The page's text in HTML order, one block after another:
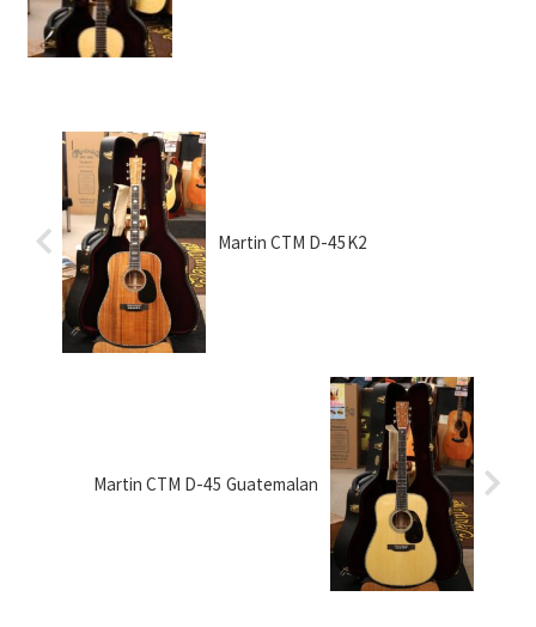
Martin CTM D-45 Guatemalan
Martin CTM D-45K2